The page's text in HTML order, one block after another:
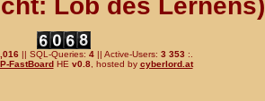
Lob des Lernens)
|| SQL-Queries: 4|| Active-Users: 3 353 :.
FastBoardHE v0.8, hosted by cyberlord.at